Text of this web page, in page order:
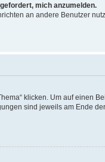
mich anzumelden.
an andere Benutzer
klicken. Um auf einen
sind jeweils am Ende